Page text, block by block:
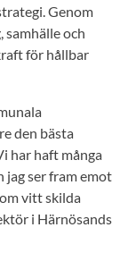
Genom
och
för hållbar
den bästa
har haft många
jag ser fram emot
vitt skilda
i Härnösands